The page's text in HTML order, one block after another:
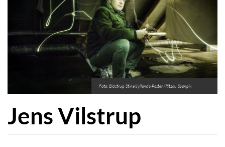
Foto: Bidstrup Stine/Jyllands-Posten/Ritzau Scanpix
Jens Vilstrup